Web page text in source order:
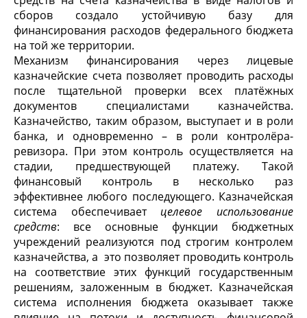
сборов создало устойчивую базу для
финансирования расходов федерального бюджета
на той же территории.
Механизм финансирования через лицевые
казначейские счета позволяет проводить расходы
после тщательной проверки всех платёжных
документов специалистами казначейства.
Казначейство, таким образом, выступает и в роли
банка, и одновременно – в роли контролёра-
ревизора. При этом контроль осуществляется на
стадии, предшествующей платежу. Такой
финансовый контроль в несколько раз
эффективнее любого последующего. Казначейская
система обеспечивает целевое использование
средств: все основные функции бюджетных
учреждений реализуются под строгим контролем
казначейства, а это позволяет проводить контроль
на соответствие этих функций государственным
решениям, заложенным в бюджет. Казначейская
система исполнения бюджета оказывает также